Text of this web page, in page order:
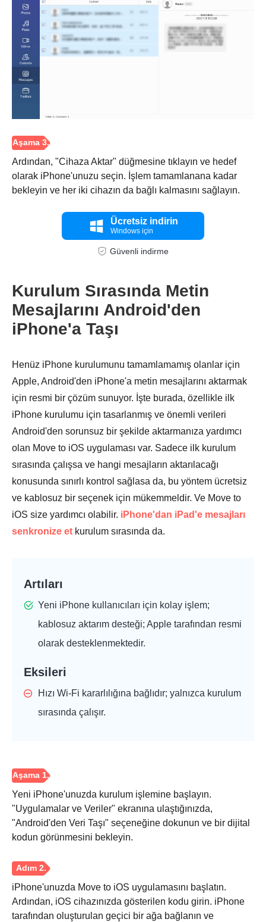
Aşama 3.
Ardından, "Cihaza Aktar" düğmesine tıklayın ve hedef
olarak iPhone'unuzu seçin. İşlem tamamlanana kadar
bekleyin ve her iki cihazın da bağlı kalmasını sağlayın.
Ücretsiz indirin
Windows için
Güvenli indirme
Kurulum Sırasında Metin
Mesajlarını Android'den
iPhone'a Taşı
Henüz iPhone kurulumunu tamamlamamış olanlar için
Apple, Android'den iPhone'a metin mesajlarını aktarmak
için resmi bir çözüm sunuyor. İşte burada, özellikle ilk
iPhone kurulumu için tasarlanmış ve önemli verileri
Android'den sorunsuz bir şekilde aktarmanıza yardımcı
olan Move to iOS uygulaması var. Sadece ilk kurulum
sırasında çalışsa ve hangi mesajların aktarılacağı
konusunda sınırlı kontrol sağlasa da, bu yöntem ücretsiz
ve kablosuz bir seçenek için mükemmeldir. Ve Move to
iOS size yardımcı olabilir. iPhone'dan iPad'e mesajları
senkronize et kurulum sırasında da.
Artıları
Yeni iPhone kullanıcıları için kolay işlem;
kablosuz aktarım desteği; Apple tarafından resmi
olarak desteklenmektedir.
Eksileri
Hızı Wi-Fi kararlılığına bağlıdır; yalnızca kurulum
sırasında çalışır.
Yeni iPhone'unuzda kurulum işlemine başlayın.
"Uygulamalar ve Veriler" ekranına ulaştığınızda,
"Android'den Veri Taşı" seçeneğine dokunun ve bir dijital
kodun görünmesini bekleyin.
iPhone'unuzda Move to iOS uygulamasını başlatın.
Ardından, iOS cihazınızda gösterilen kodu girin. iPhone
tarafından oluşturulan geçici bir ağa bağlanın ve